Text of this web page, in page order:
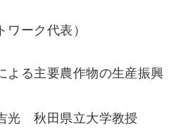
ーク代表）
る主要農作物の生産振興
光 秋田県立大学教授